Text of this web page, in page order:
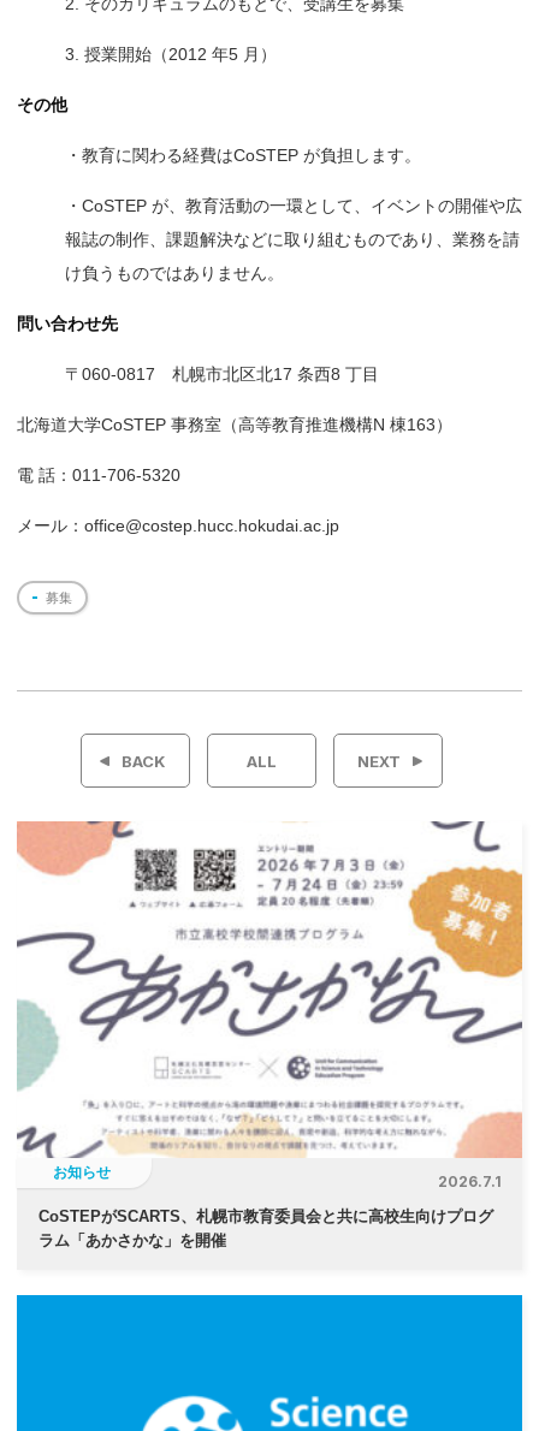
3. 授業開始（2012 年5 月）
その他
・教育に関わる経費はCoSTEP が負担します。
・CoSTEP が、教育活動の一環として、イベントの開催や広
報誌の制作、課題解決などに取り組むものであり、業務を請
け負うものではありません。
問い合わせ先
〒060-0817 札幌市北区北17 条西8 丁目
北海道大学CoSTEP 事務室（高等教育推進機構N 棟163）
電 話：011-706-5320
メール：office@costep.hucc.hokudai.ac.jp
募集
投
ー
シ
ン
BACK ALL NEXT
お知らせ
2026.7.1
CoSTEPがSCARTS、札幌市教育委員会と共に高校生向けプログ
ラム「あかさかな」を開催